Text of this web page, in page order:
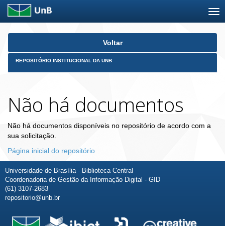
Skip
Voltar
REPOSITÓRIO INSTITUCIONAL DA UNB
Não há documentos
Não há documentos disponíveis no repositório de acordo com a
sua solicitação.
Página inicial do repositório
Universidade de Brasília - Biblioteca Central
Coordenadoria de Gestão da Informação Digital - GID
(61) 3107-2683
repositorio@unb.br